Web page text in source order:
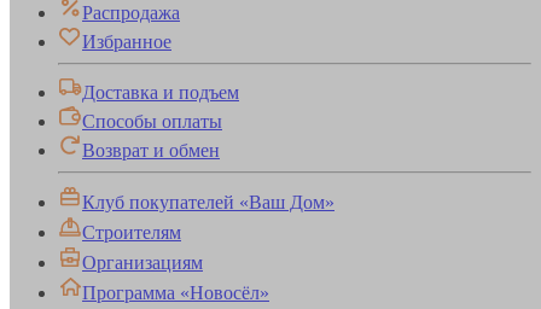
Распродажа
Избранное
Доставка и подъем
Способы оплаты
Возврат и обмен
Клуб покупателей «Ваш Дом»
Строителям
Организациям
Программа «Новосёл»